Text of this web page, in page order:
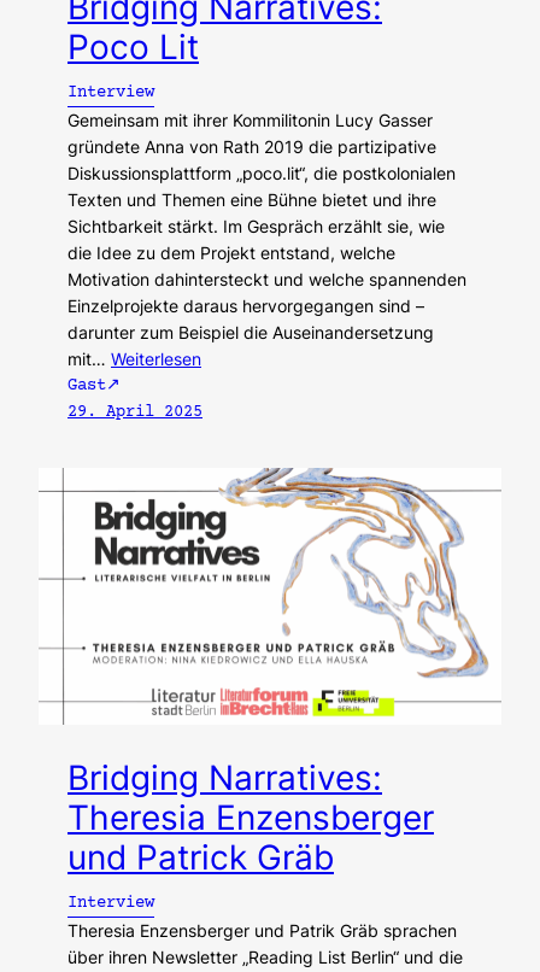
Poco Lit
Interview
Gemeinsam mit ihrer Kommilitonin Lucy Gasser
gründete Anna von Rath 2019 die partizipative
Diskussionsplattform „poco.lit“, die postkolonialen
Texten und Themen eine Bühne bietet und ihre
Sichtbarkeit stärkt. Im Gespräch erzählt sie, wie
die Idee zu dem Projekt entstand, welche
Motivation dahintersteckt und welche spannenden
Einzelprojekte daraus hervorgegangen sind –
darunter zum Beispiel die Auseinandersetzung
mit… Weiterlesen
Gast
29. April 2025
Bridging Narratives:
Theresia Enzensberger
und Patrick Gräb
Interview
Theresia Enzensberger und Patrik Gräb sprachen
über ihren Newsletter „Reading List Berlin“ und die